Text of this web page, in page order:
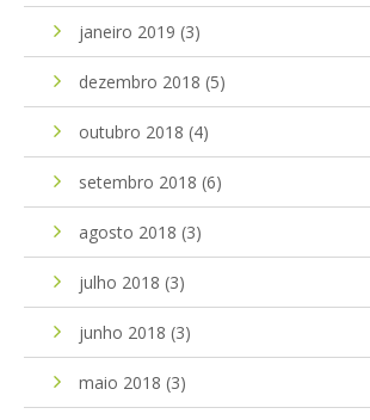
janeiro 2019 (3)
dezembro 2018 (5)
outubro 2018 (4)
setembro 2018 (6)
agosto 2018 (3)
julho 2018 (3)
junho 2018 (3)
maio 2018 (3)